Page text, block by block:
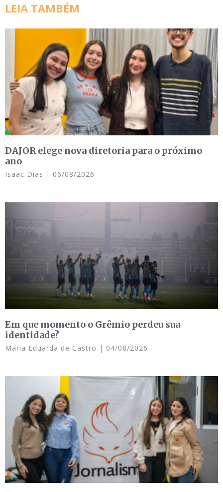
LEIA TAMBÉM
DAJOR elege nova diretoria para o próximo
ano
Isaac Dias 06/08/2026
Em que momento o Grêmio perdeu sua
identidade?
Maria Eduarda de Castro 04/08/2026